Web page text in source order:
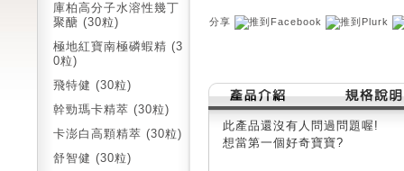
庫柏高分子水溶性幾丁
聚醣 (30粒)
極地紅寶南極磷蝦精 (3
0粒)
飛特健 (30粒)
幹勁瑪卡精萃 (30粒)
卡澎白高顆精萃 (30粒)
舒智健 (30粒)
分享
此產品還沒有人問過問題喔!
想當第一個好奇寶寶?